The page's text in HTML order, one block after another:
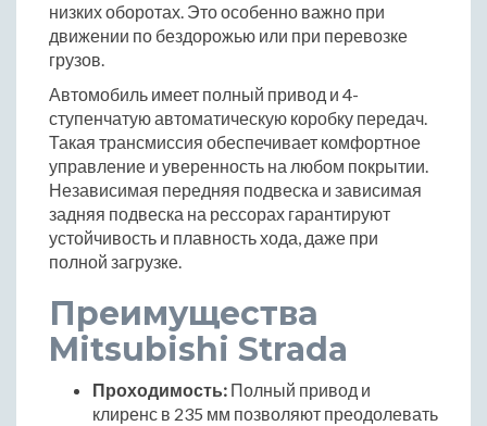
низких оборотах. Это особенно важно при
движении по бездорожью или при перевозке
грузов.
Автомобиль имеет полный привод и 4-
ступенчатую автоматическую коробку передач.
Такая трансмиссия обеспечивает комфортное
управление и уверенность на любом покрытии.
Независимая передняя подвеска и зависимая
задняя подвеска на рессорах гарантируют
устойчивость и плавность хода, даже при
полной загрузке.
Преимущества
Mitsubishi Strada
Проходимость: Полный привод и
клиренс в 235 мм позволяют преодолевать